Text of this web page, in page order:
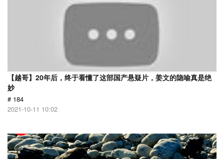
【越哥】20年后，终于看懂了这部国产悬疑片，姜文的隐喻真是绝
妙
# 184
2021-10-11 10:02